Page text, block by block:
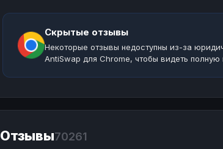
Скрытые отзывы
Некоторые отзывы недоступны из-за
AntiSwap для Chrome, чтобы видеть полную
Отзывы70261